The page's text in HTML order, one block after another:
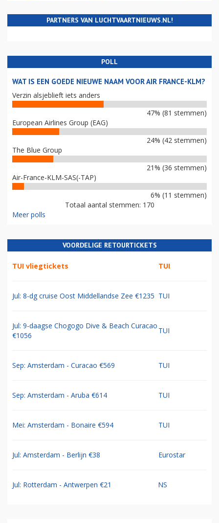
PARTNERS VAN LUCHTVAARTNIEUWS.NL!
POLL
WAT IS EEN GOEDE NIEUWE NAAM VOOR AIR FRANCE-KLM?
Verzin alsjeblieft iets anders
47% (81 stemmen)
European Airlines Group (EAG)
24% (42 stemmen)
The Blue Group
21% (36 stemmen)
Air-France-KLM-SAS(-TAP)
6% (11 stemmen)
Totaal aantal stemmen: 170
Meer polls
VOORDELIGE RETOURTICKETS
TUI vliegtickets TUI
Jul: 8-dg cruise Oost Middellandse Zee €1235 TUI
Jul: 9-daagse Chogogo Dive & Beach Curacao
€1056
TUI
Sep: Amsterdam - Curacao €569 TUI
Sep: Amsterdam - Aruba €614 TUI
Mei: Amsterdam - Bonaire €594 TUI
Jul: Amsterdam - Berlijn €38 Eurostar
Jul: Rotterdam - Antwerpen €21 NS